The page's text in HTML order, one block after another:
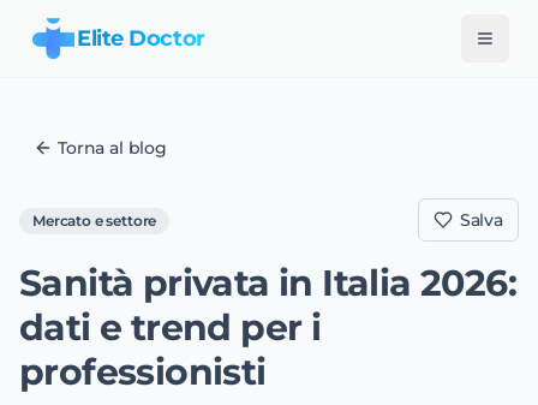
Elite Doctor
Torna al blog
Mercato e settore Salva
Sanità privata in Italia 2026:
dati e trend per i
professionisti